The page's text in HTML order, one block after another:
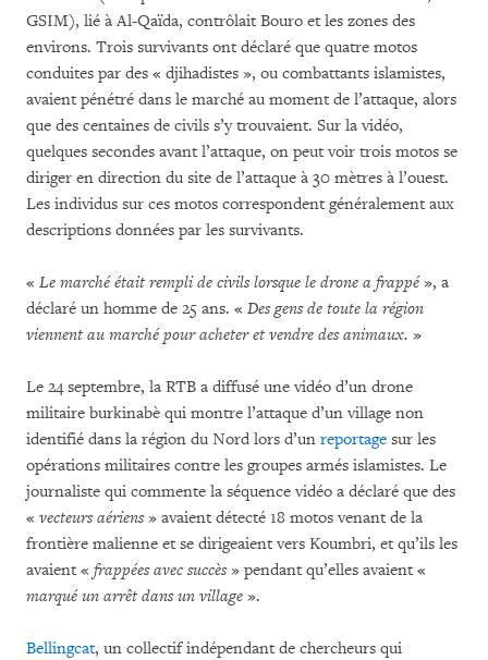
GSIM), lié à Al-Qaïda, contrôlait Bouro et les zones des
environs. Trois survivants ont déclaré que quatre motos
conduites par des « djihadistes », ou combattants islamistes,
avaient pénétré dans le marché au moment de l’attaque, alors
que des centaines de civils s’y trouvaient. Sur la vidéo,
quelques secondes avant l’attaque, on peut voir trois motos se
diriger en direction du site de l’attaque à 30 mètres à l’ouest.
Les individus sur ces motos correspondent généralement aux
descriptions données par les survivants.
« Le marché était rempli de civils lorsque le drone a frappé», a
déclaré un homme de 25 ans. « Des gens de toute la région
viennent au marché pour acheter et vendre des animaux. »
Le 24 septembre, la RTB a diffusé une vidéo d’un drone
militaire burkinabè qui montre l’attaque d’un village non
identifié dans la région du Nord lors d’un reportage sur les
opérations militaires contre les groupes armés islamistes. Le
journaliste qui commente la séquence vidéo a déclaré que des
« vecteurs aériens» avaient détecté 18 motos venant de la
frontière malienne et se dirigeaient vers Koumbri, et qu’ils les
avaient « frappées avec succès» pendant qu’elles avaient «
marqué un arrêt dans un village ».
Bellingcat, un collectif indépendant de chercheurs qui